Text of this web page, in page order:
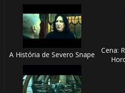
A História de Severo Snape
Cena: